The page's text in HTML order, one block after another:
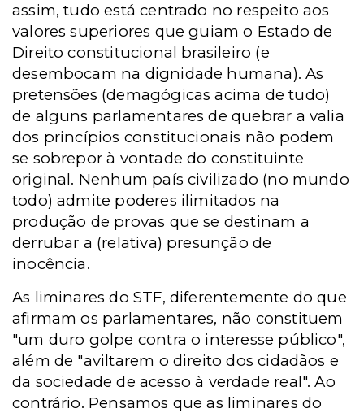
assim, tudo está centrado no respeito aos
valores superiores que guiam o Estado de
Direito constitucional brasileiro (e
desembocam na dignidade humana). As
pretensões (demagógicas acima de tudo)
de alguns parlamentares de quebrar a valia
dos princípios constitucionais não podem
se sobrepor à vontade do constituinte
original. Nenhum país civilizado (no mundo
todo) admite poderes ilimitados na
produção de provas que se destinam a
derrubar a (relativa) presunção de
inocência.
As liminares do STF, diferentemente do que
afirmam os parlamentares, não constituem
"um duro golpe contra o interesse público",
além de "aviltarem o direito dos cidadãos e
da sociedade de acesso à verdade real". Ao
contrário. Pensamos que as liminares do